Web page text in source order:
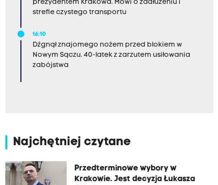
prezydentem Krakowa. Mówi o zadłużeniu i
strefie czystego transportu
16:10
Dźgnął znajomego nożem przed blokiem w
Nowym Sączu. 40-latek z zarzutem usiłowania
zabójstwa
Najchętniej czytane
Przedterminowe wybory w
Krakowie. Jest decyzja Łukasza